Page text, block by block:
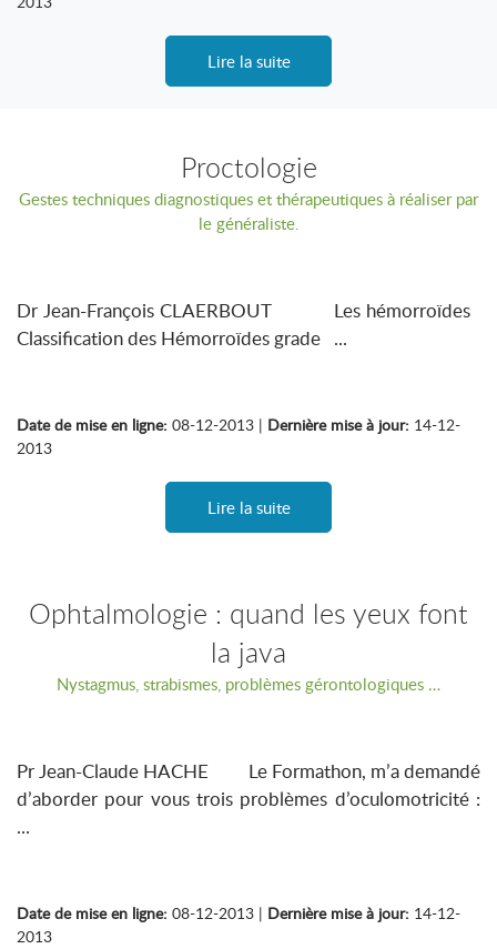
Lire la suite
Proctologie
Gestes techniques diagnostiques et thérapeutiques à réaliser par
le généraliste.
Dr Jean-François CLAERBOUT Les hémorroïdes
Classification des Hémorroïdes grade ...
Date de mise en ligne: 08-12-2013 | Dernière mise à jour: 14-12-
2013
Lire la suite
Ophtalmologie : quand les yeux font
la java
Nystagmus, strabismes, problèmes gérontologiques …
Pr Jean-Claude HACHE Le Formathon, m’a demandé
d’aborder pour vous trois problèmes d’oculomotricité :
...
Date de mise en ligne: 08-12-2013 | Dernière mise à jour: 14-12-
2013